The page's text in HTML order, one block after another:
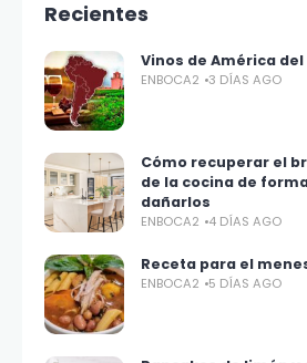
Recientes
Vinos de América del
ENBOCA2 3 DÍAS AGO
Cómo recuperar el
de la cocina de
dañarlos
ENBOCA2 4 DÍAS AGO
Receta para el
ENBOCA2 5 DÍAS AGO